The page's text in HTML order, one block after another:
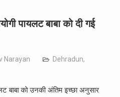
पायलट बाबा को दी गई
Narayan Dehradun,
बाबा को उनकी अंतिम इच्छा अनुसार